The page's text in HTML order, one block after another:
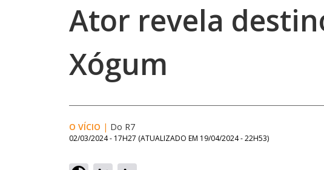
Ator revela
Xógum
O VÍCIO | Do R7
02/03/2024 - 17H27 (ATUALIZADO EM 19/04/2024 - 22H53)